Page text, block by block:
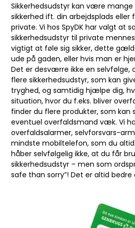
Sikkerhedsudstyr kan være
sikkerhed ift. din arbejdsplads eller
private. Vi hos SpyDK har valgt at
sikkerhedsudstyr til private
vigtigt at føle sig sikker, dette
ude på gaden, eller hvis man er
Det er desværre ikke en selvfølge,
flere sikkerhedsudstyr, som kan
tryghed, og samtidig hjælpe dig,
situation, hvor du f.eks. bliver
finder du flere produkter, som
eventuel overfaldsmand væk. Vi
overfaldsalarmer, selvforsvars-
mindste mobiltelefon, som du altid
håber selvfølgelig ikke, at du får
sikkerhedsudstyr – men som
safe than sorry”! Det er altid